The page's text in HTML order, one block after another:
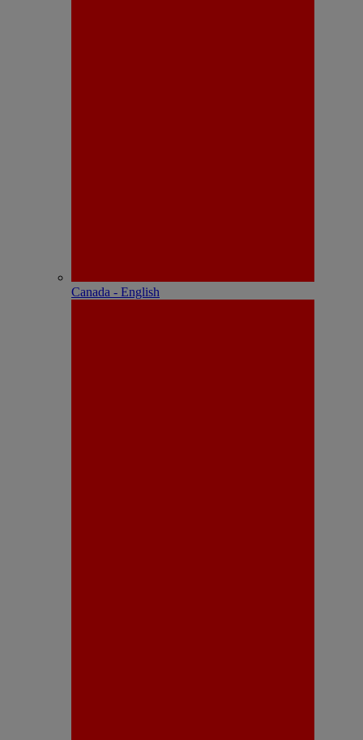
Canada - English